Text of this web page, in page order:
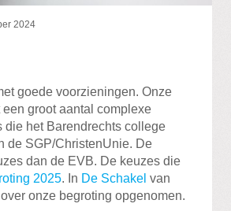
2024
goede voorzieningen. Onze
groot aantal complexe
het Barendrechts college
de SGP/ChristenUnie. De
dan de EVB. De keuzes die
2025. In De Schakel van
onze begroting opgenomen.